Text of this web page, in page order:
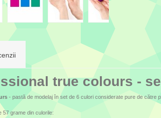
true colours -
- pastă de modelaj în set de 6 culori considerate pure de către
57 grame din culorile: